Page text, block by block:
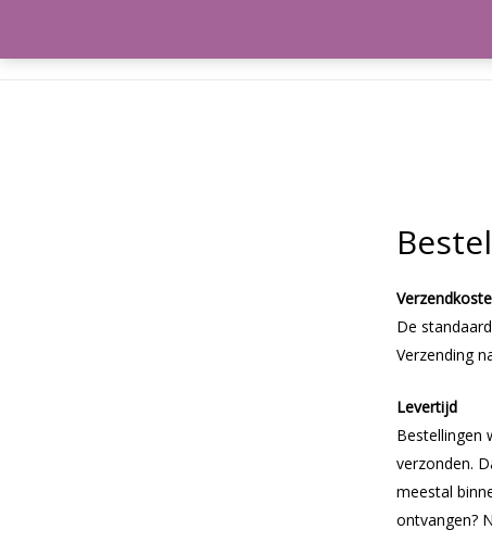
De
Verzending
Levertijd
Bestellingen
verzonden.
meestal
ontvangen?